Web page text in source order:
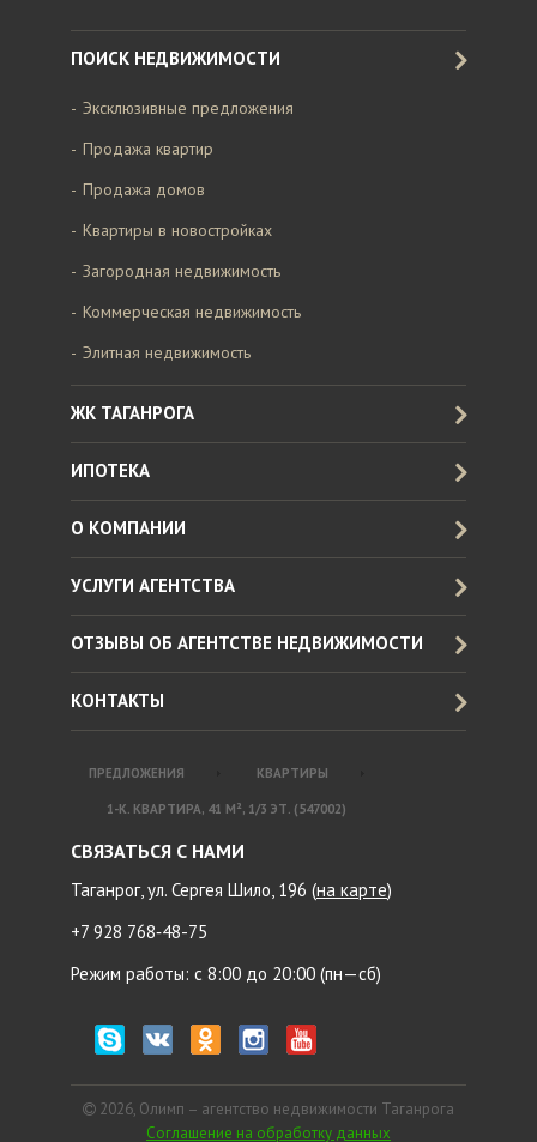
ПОИСК НЕДВИЖИМОСТИ
Эксклюзивные предложения
Продажа квартир
Продажа домов
Квартиры в новостройках
Загородная недвижимость
Коммерческая недвижимость
Элитная недвижимость
ЖК ТАГАНРОГА
ИПОТЕКА
О КОМПАНИИ
УСЛУГИ АГЕНТСТВА
ОТЗЫВЫ ОБ АГЕНТСТВЕ НЕДВИЖИМОСТИ
КОНТАКТЫ
ПРЕДЛОЖЕНИЯ КВАРТИРЫ
1-К. КВАРТИРА, 41 М², 1/3 ЭТ. (547002)
СВЯЗАТЬСЯ С НАМИ
Таганрог, ул. Сергея Шило, 196 (на карте)
+7 928 768‑48-75
Режим работы: с 8:00 до 20:00 (пн—сб)
2026, Олимп – агентство недвижимости Таганрога
Соглашение на обработку данных